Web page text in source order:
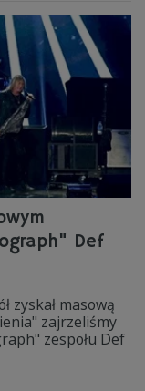
Def
zyskał masową
zajrzeliśmy
zespołu Def